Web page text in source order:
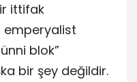
ittifak
emperyalist
blok”
bir şey değildir.